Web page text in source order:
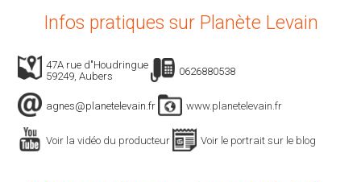
Infos pratiques sur Planète Levain
47A rue d"Houdringue
59249, Aubers
0626880538
agnes@planetelevain.fr www.planetelevain.fr
Voir la vidéo du producteur Voir le portrait sur le blog